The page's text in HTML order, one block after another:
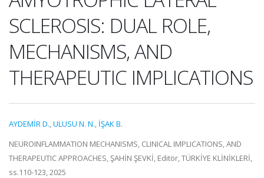
SCLEROSIS: DUAL ROLE,
MECHANISMS, AND
THERAPEUTIC IMPLICATIONS
AYDEMİR D.,ULUSU N. N., İŞAK B.
NEUROINFLAMMATION MECHANISMS, CLINICAL IMPLICATIONS, AND
THERAPEUTIC APPROACHES, ŞAHİN ŞEVKİ, Editör, TÜRKİYE KLİNİKLERİ,
ss.110-123, 2025